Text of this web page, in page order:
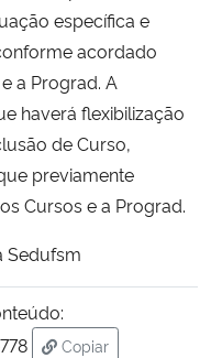
Humanos
específica e
acordado
a Prograd. A
haverá flexibilização
de Curso,
previamente
Cursos e a Prograd.
Sedufsm
Copiar